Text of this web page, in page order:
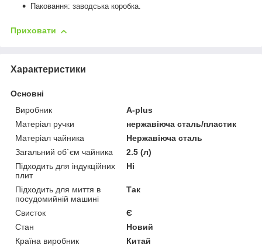
Паковання: заводська коробка.
Приховати
Характеристики
Основні
Виробник
A-plus
Матеріал ручки
нержавіюча сталь/пластик
Матеріал чайника
Нержавіюча сталь
Загальний об`єм чайника
2.5 (л)
Підходить для індукційних
плит
Ні
Підходить для миття в
посудомийній машині
Так
Свисток
Є
Стан
Новий
Країна виробник
Китай